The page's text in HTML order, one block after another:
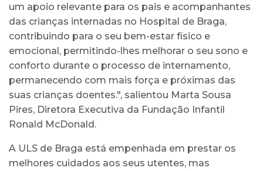
um apoio relevante para os pais e acompanhantes
das crianças internadas no Hospital de Braga,
contribuindo para o seu bem-estar físico e
emocional, permitindo-lhes melhorar o seu sono e
conforto durante o processo de internamento,
permanecendo com mais força e próximas das
suas crianças doentes.", salientou Marta Sousa
Pires, Diretora Executiva da Fundação Infantil
Ronald McDonald.
A ULS de Braga está empenhada em prestar os
melhores cuidados aos seus utentes, mas